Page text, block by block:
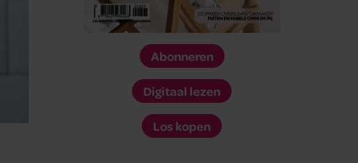
Abonneren
Digitaal lezen
Los kopen